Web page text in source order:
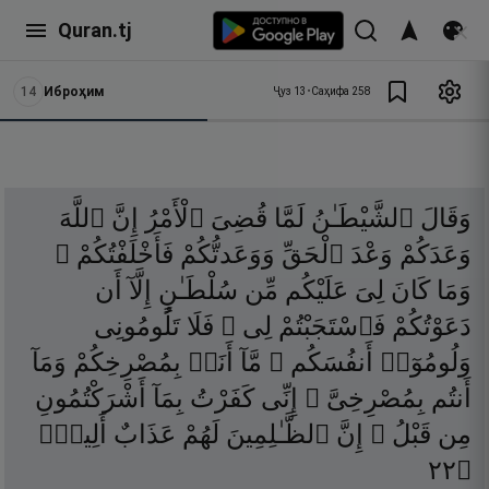
Quran.tj
14 Иброҳим Ҷуз 13 •Саҳифа 258
وَقَالَ ٱلشَّيْطَـٰنُ لَمَّا قُضِىَ ٱلْأَمْرُ إِنَّ ٱللَّهَ
وَعَدَكُمْ وَعْدَ ٱلْحَقِّ وَوَعَدتُّكُمْ فَأَخْلَفْتُكُمْ ۖ
وَمَا كَانَ لِىَ عَلَيْكُم مِّن سُلْطَـٰنٍ إِلَّآ
أَن
دَعَوْتُكُمْ فَٱسْتَجَبْتُمْ لِى ۖ فَلَا تَلُومُونِى
وَلُومُوٓا۟
أَنفُسَكُم ۖ مَّآ أَنَا۠ بِمُصْرِخِكُمْ وَمَآ
أَنتُم بِمُصْرِخِىَّ ۖ إِنِّى كَفَرْتُ بِمَآ
أَشْرَكْتُمُونِ
مِن قَبْلُ ۗ إِنَّ ٱلظَّـٰلِمِينَ لَهُمْ عَذَابٌ
أَلِيمٌۭ
۝٢٢